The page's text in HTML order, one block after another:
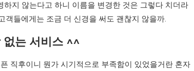
지 않는다고 하니 이름을 변경한 것은 그렇다 치더라
객들에게는 조금 더 신경을 써도 괜찮지 않을까.
는 서비스 ^^
직후이니 뭔가 시기적으로 부족함이 있었을거란 혼자